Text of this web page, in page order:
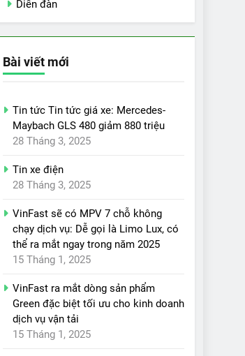
Diễn đàn
Bài viết mới
Tin tức Tin tức giá xe: Mercedes-
Maybach GLS 480 giảm 880 triệu
28 Tháng 3, 2025
Tin xe điện
28 Tháng 3, 2025
VinFast sẽ có MPV 7 chỗ không
chạy dịch vụ: Dễ gọi là Limo Lux, có
thể ra mắt ngay trong năm 2025
15 Tháng 1, 2025
VinFast ra mắt dòng sản phẩm
Green đặc biệt tối ưu cho kinh doanh
dịch vụ vận tải
15 Tháng 1, 2025